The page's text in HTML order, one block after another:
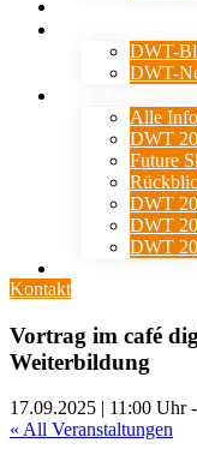
DWT-
DWT-
Alle
DWT
Future
DWT
DWT
DWT
Kontakt
Vortrag im café
Weiterbildung
17.09.2025 | 11:00 Uhr-
« All Veranstaltungen